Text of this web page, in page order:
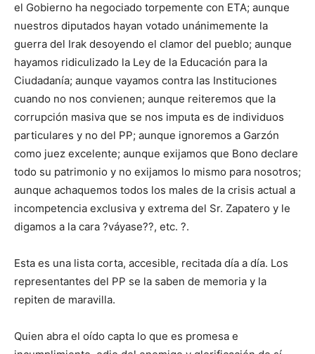
el Gobierno ha negociado torpemente con ETA; aunque
nuestros diputados hayan votado unánimemente la
guerra del Irak desoyendo el clamor del pueblo; aunque
hayamos ridiculizado la Ley de la Educación para la
Ciudadanía; aunque vayamos contra las Instituciones
cuando no nos convienen; aunque reiteremos que la
corrupción masiva que se nos imputa es de individuos
particulares y no del PP; aunque ignoremos a Garzón
como juez excelente; aunque exijamos que Bono declare
todo su patrimonio y no exijamos lo mismo para nosotros;
aunque achaquemos todos los males de la crisis actual a
incompetencia exclusiva y extrema del Sr. Zapatero y le
digamos a la cara ?váyase??, etc. ?.
Esta es una lista corta, accesible, recitada día a día. Los
representantes del PP se la saben de memoria y la
repiten de maravilla.
Quien abra el oído capta lo que es promesa e